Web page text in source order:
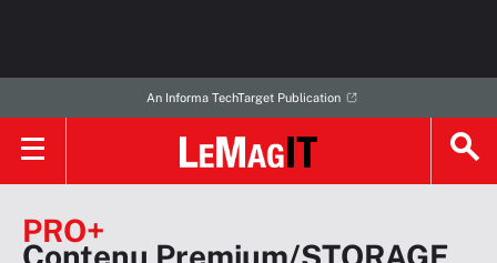
An Informa TechTarget Publication
PRO+